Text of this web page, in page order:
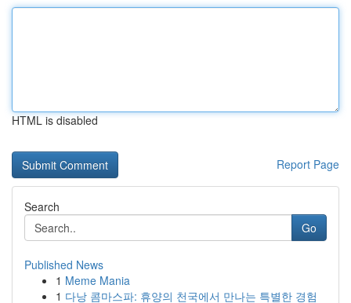
HTML is disabled
Report Page
Search
Go
Published News
1 Meme Mania
1 다낭 콤마스파: 휴양의 천국에서 만나는 특별한 경험